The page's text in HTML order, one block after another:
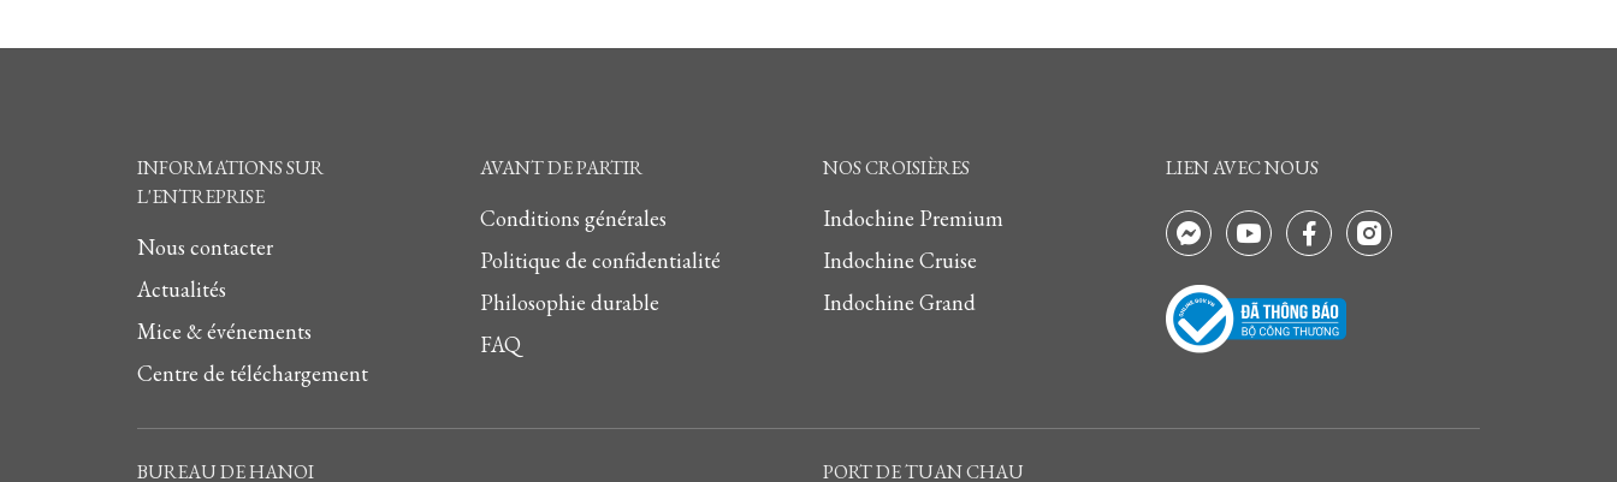
INFORMATIONS SUR
L'ENTREPRISE
Nous contacter
Actualités
Mice & événements
Centre de téléchargement
AVANT DE PARTIR
Conditions générales
Politique de confidentialité
Philosophie durable
FAQ
NOS CROISIÈRES
Indochine Premium
Indochine Cruise
Indochine Grand
LIEN AVEC NOUS
BUREAU DE HANOI PORT DE TUAN CHAU